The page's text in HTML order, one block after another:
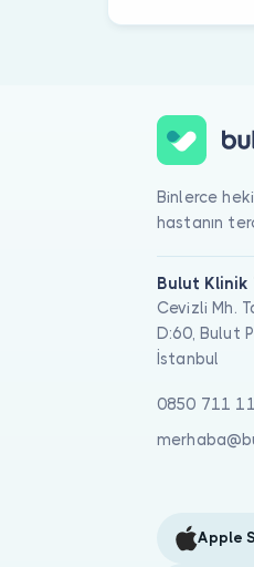
Binlerce
hastanın
Bulut Klinik
Cevizli Mh.
D:60, Bulut
İstanbul
0850 711
Apple